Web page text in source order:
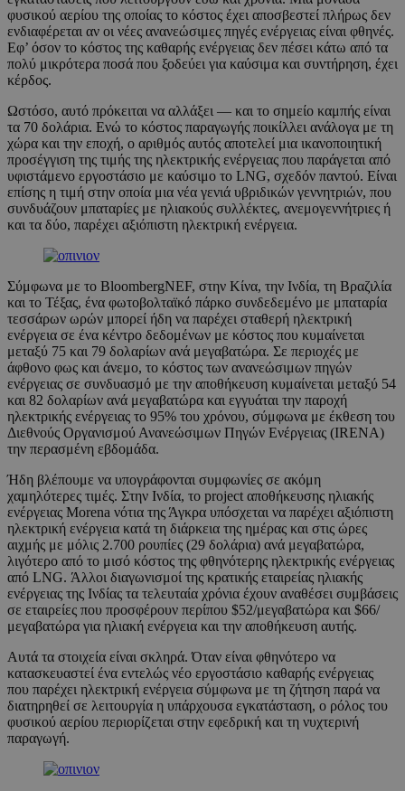
φυσικού αερίου της οποίας το κόστος έχει αποσβεστεί πλήρως δεν
ενδιαφέρεται αν οι νέες ανανεώσιμες πηγές ενέργειας είναι φθηνές.
Εφ’ όσον το κόστος της καθαρής ενέργειας δεν πέσει κάτω από τα
πολύ μικρότερα ποσά που ξοδεύει για καύσιμα και συντήρηση, έχει
κέρδος.
Ωστόσο, αυτό πρόκειται να αλλάξει — και το σημείο καμπής είναι
τα 70 δολάρια. Ενώ το κόστος παραγωγής ποικίλλει ανάλογα με τη
χώρα και την εποχή, ο αριθμός αυτός αποτελεί μια ικανοποιητική
προσέγγιση της τιμής της ηλεκτρικής ενέργειας που παράγεται από
υφιστάμενο εργοστάσιο με καύσιμο το LNG, σχεδόν παντού. Είναι
επίσης η τιμή στην οποία μια νέα γενιά υβριδικών γεννητριών, που
συνδυάζουν μπαταρίες με ηλιακούς συλλέκτες, ανεμογεννήτριες ή
και τα δύο, παρέχει αξιόπιστη ηλεκτρική ενέργεια.
Σύμφωνα με το BloombergNEF, στην Κίνα, την Ινδία, τη Βραζιλία
και το Τέξας, ένα φωτοβολταϊκό πάρκο συνδεδεμένο με μπαταρία
τεσσάρων ωρών μπορεί ήδη να παρέχει σταθερή ηλεκτρική
ενέργεια σε ένα κέντρο δεδομένων με κόστος που κυμαίνεται
μεταξύ 75 και 79 δολαρίων ανά μεγαβατώρα. Σε περιοχές με
άφθονο φως και άνεμο, το κόστος των ανανεώσιμων πηγών
ενέργειας σε συνδυασμό με την αποθήκευση κυμαίνεται μεταξύ 54
και 82 δολαρίων ανά μεγαβατώρα και εγγυάται την παροχή
ηλεκτρικής ενέργειας το 95% του χρόνου, σύμφωνα με έκθεση του
Διεθνούς Οργανισμού Ανανεώσιμων Πηγών Ενέργειας (IRENA)
την περασμένη εβδομάδα.
Ήδη βλέπουμε να υπογράφονται συμφωνίες σε ακόμη
χαμηλότερες τιμές. Στην Ινδία, το project αποθήκευσης ηλιακής
ενέργειας Morena νότια της Άγκρα υπόσχεται να παρέχει αξιόπιστη
ηλεκτρική ενέργεια κατά τη διάρκεια της ημέρας και στις ώρες
αιχμής με μόλις 2.700 ρουπίες (29 δολάρια) ανά μεγαβατώρα,
λιγότερο από το μισό κόστος της φθηνότερης ηλεκτρικής ενέργειας
από LNG. Άλλοι διαγωνισμοί της κρατικής εταιρείας ηλιακής
ενέργειας της Ινδίας τα τελευταία χρόνια έχουν αναθέσει συμβάσεις
σε εταιρείες που προσφέρουν περίπου $52/μεγαβατώρα και $66/
μεγαβατώρα για ηλιακή ενέργεια και την αποθήκευση αυτής.
Αυτά τα στοιχεία είναι σκληρά. Όταν είναι φθηνότερο να
κατασκευαστεί ένα εντελώς νέο εργοστάσιο καθαρής ενέργειας
που παρέχει ηλεκτρική ενέργεια σύμφωνα με τη ζήτηση παρά να
διατηρηθεί σε λειτουργία η υπάρχουσα εγκατάσταση, ο ρόλος του
φυσικού αερίου περιορίζεται στην εφεδρική και τη νυχτερινή
παραγωγή.